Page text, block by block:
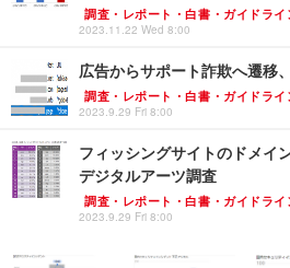
調査・レポート・白書・ガイドライ
2023.11.22 Wed 8:00
広告からサポート詐欺へ遷移
調査・レポート・白書・ガイドライ
2023.9.29 Fri 8:00
フィッシングサイトのドメイ
デジタルアーツ調査
調査・レポート・白書・ガイドライ
2023.9.29 Fri 8:00